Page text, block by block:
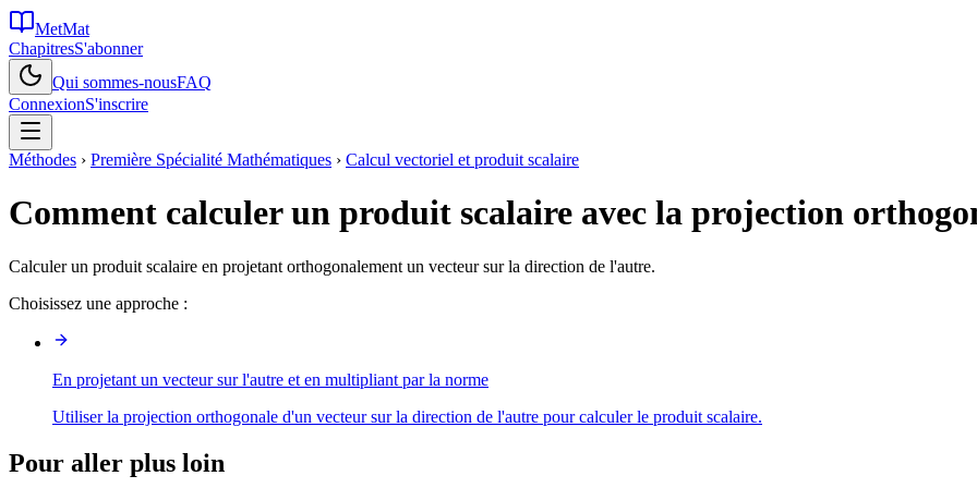
MetMat
ChapitresS'abonner
Qui sommes-nousFAQ
ConnexionS'inscrire
Méthodes › Première Spécialité Mathématiques › Calcul vectoriel et produit scalaire
Comment calculer un produit scalaire avec la projection
Calculer un produit scalaire en projetant orthogonalement un vecteur sur la direction de l'autre.
Choisissez une approche :
En projetant un vecteur sur l'autre et en multipliant par la norme
Utiliser la projection orthogonale d'un vecteur sur la direction de l'autre pour calculer le produit scalaire.
Pour aller plus loin